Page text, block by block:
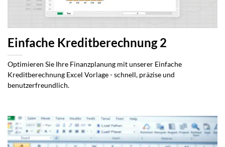
Einfache Kreditberechnung 2
Optimieren Sie Ihre Finanzplanung mit unserer Einfache
Kreditberechnung Excel Vorlage - schnell, präzise und
benutzerfreundlich.